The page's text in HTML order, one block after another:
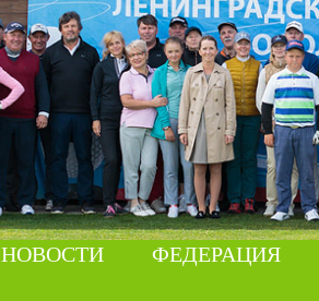
НОВОСТИ ФЕДЕРАЦИЯ